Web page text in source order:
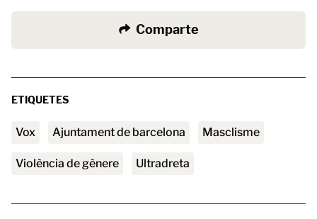
Comparte
ETIQUETES
vox ajuntament de barcelona masclisme
Violència de gènere ultradreta